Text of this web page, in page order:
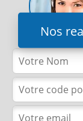
Nos